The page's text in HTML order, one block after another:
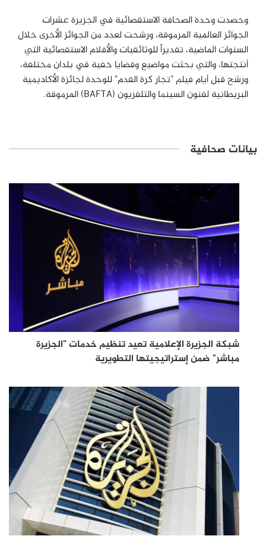
وحصدت وحدة الصحافة الاستقصائية في الجزيرة عشرات
الجوائز العالمية المرموقة، ورشحت لعدد من الجوائز الأخرى خلال
السنوات الماضية، تقديراً للوثائقيات والأفلام الاستقصائية التي
أنتجتها، والتي بحثت مواضيع وقضايا خفية في بلدان مختلفة،
ورشح قبل أيام فيلم "تجار كرة القدم" للوحدة لجائزة الأكاديمية
البريطانية لفنون السينما والتلفزيون (BAFTA) المرموقة.
بيانات صحافية
شبكة الجزيرة الإعلامية تعيد تنظيم خدمات "الجزيرة
مباشر" ضمن إستراتيجيتها التطويرية